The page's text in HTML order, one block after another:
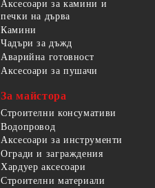
Аксесоари за камини и
печки на дърва
Камини
Чадъри за дъжд
Аварийна готовност
Аксесоари за пушачи
За майстора
Строителни консумативи
Водопровод
Аксесоари за инструменти
Огради и заграждения
Хардуер аксесоари
Строителни материали